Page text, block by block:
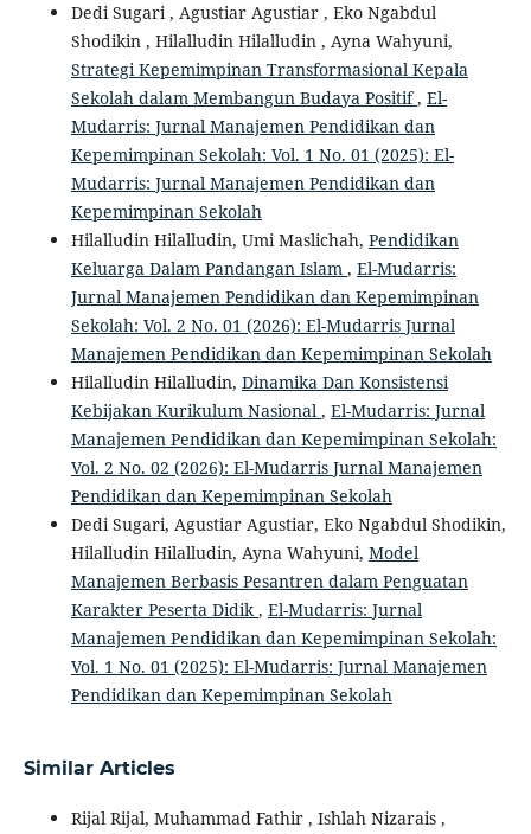
Dedi Sugari , Agustiar Agustiar , Eko Ngabdul
Shodikin , Hilalludin Hilalludin , Ayna Wahyuni,
Strategi Kepemimpinan Transformasional Kepala
Sekolah dalam Membangun Budaya Positif, El-
Mudarris: Jurnal Manajemen Pendidikan dan
Kepemimpinan Sekolah: Vol. 1 No. 01 (2025): El-
Mudarris: Jurnal Manajemen Pendidikan dan
Kepemimpinan Sekolah
Hilalludin Hilalludin, Umi Maslichah, Pendidikan
Keluarga Dalam Pandangan Islam , El-Mudarris:
Jurnal Manajemen Pendidikan dan Kepemimpinan
Sekolah: Vol. 2 No. 01 (2026): El-Mudarris Jurnal
Manajemen Pendidikan dan Kepemimpinan Sekolah
Hilalludin Hilalludin, Dinamika Dan Konsistensi
Kebijakan Kurikulum Nasional , El-Mudarris: Jurnal
Manajemen Pendidikan dan Kepemimpinan Sekolah:
Vol. 2 No. 02 (2026): El-Mudarris Jurnal Manajemen
Pendidikan dan Kepemimpinan Sekolah
Dedi Sugari, Agustiar Agustiar, Eko Ngabdul Shodikin,
Hilalludin Hilalludin, Ayna Wahyuni, Model
Manajemen Berbasis Pesantren dalam Penguatan
Karakter Peserta Didik, El-Mudarris: Jurnal
Manajemen Pendidikan dan Kepemimpinan Sekolah:
Vol. 1 No. 01 (2025): El-Mudarris: Jurnal Manajemen
Pendidikan dan Kepemimpinan Sekolah
Similar Articles
Rijal Rijal, Muhammad Fathir , Ishlah Nizarais ,